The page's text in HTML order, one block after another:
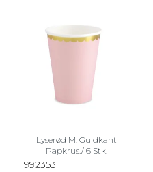
Lyserød M. Guldkant
Papkrus./ 6 Stk.
992353